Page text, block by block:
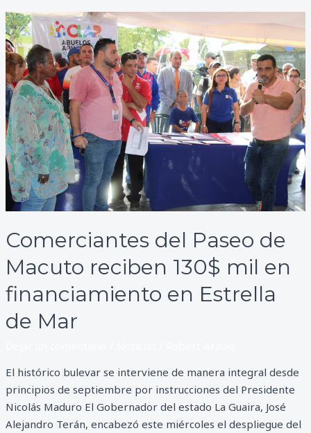
Comerciantes del Paseo de
Macuto reciben 130$ mil en
financiamiento en Estrella
de Mar
El histórico bulevar se interviene de manera integral desde
principios de septiembre por instrucciones del Presidente
Nicolás Maduro El Gobernador del estado La Guaira, José
Alejandro Terán, encabezó este miércoles el despliegue del
Comerciantes
del
Paseo
de
Macuto
reciben
130$
mil
en
financiamiento
en
Estrella
Mar